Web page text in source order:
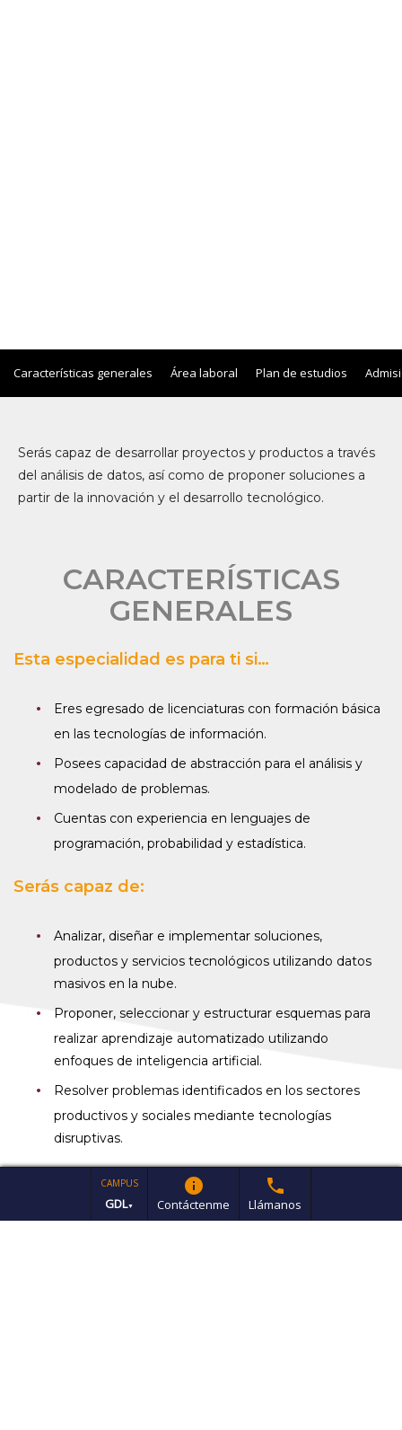
CAMPUS
GDL▼
info
Contáctenme
phone
Llámanos
Características generales Área laboral Plan de estudios
Serás capaz de desarrollar proyectos y productos a través
del análisis de datos, así como de proponer soluciones a
partir de la innovación y el desarrollo tecnológico.
CARACTERÍSTICAS
GENERALES
Esta especialidad es para ti si…
Eres egresado de licenciaturas con formación básica
en las tecnologías de información.
Posees capacidad de abstracción para el análisis y
modelado de problemas.
Cuentas con experiencia en lenguajes de
programación, probabilidad y estadística.
Serás capaz de:
Analizar, diseñar e implementar soluciones,
productos y servicios tecnológicos utilizando datos
masivos en la nube.
Proponer, seleccionar y estructurar esquemas para
realizar aprendizaje automatizado utilizando
enfoques de inteligencia artificial.
Resolver problemas identificados en los sectores
productivos y sociales mediante tecnologías
disruptivas.